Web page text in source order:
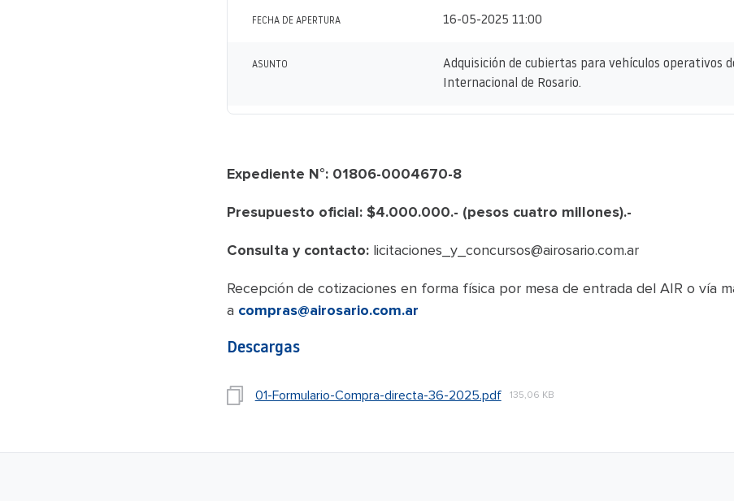
FECHA DE APERTURA 16-05-2025 11:00
ASUNTO
Adquisición de cubiertas para vehículos operativos
Internacional de Rosario.
Expediente N°: 01806-0004670-8
Presupuesto oficial: $4.000.000.- (pesos cuatro millones).-
Consulta y contacto:licitaciones_y_concursos@airosario.com.ar
Recepción de cotizaciones en forma física por mesa de entrada del AIR o vía
a compras@airosario.com.ar
Descargas
01-Formulario-Compra-directa-36-2025.pdf 135,06 KB